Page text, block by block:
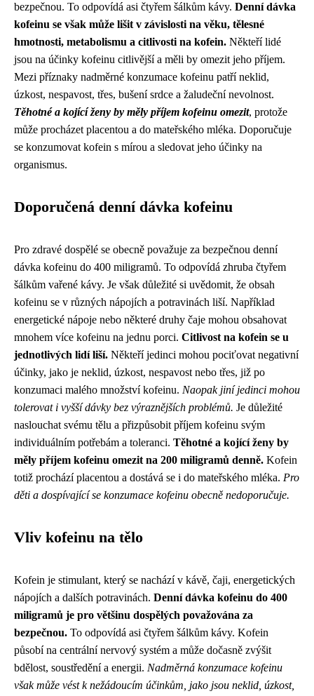
bezpečnou. To odpovídá asi čtyřem šálkům kávy. Denní dávka
kofeinu se však může lišit v závislosti na věku, tělesné
hmotnosti, metabolismu a citlivosti na kofein. Někteří lidé
jsou na účinky kofeinu citlivější a měli by omezit jeho příjem.
Mezi příznaky nadměrné konzumace kofeinu patří neklid,
úzkost, nespavost, třes, bušení srdce a žaludeční nevolnost.
Těhotné a kojící ženy by měly příjem kofeinu omezit, protože
může procházet placentou a do mateřského mléka. Doporučuje
se konzumovat kofein s mírou a sledovat jeho účinky na
organismus.
Doporučená denní dávka kofeinu
Pro zdravé dospělé se obecně považuje za bezpečnou denní
dávka kofeinu do 400 miligramů. To odpovídá zhruba čtyřem
šálkům vařené kávy. Je však důležité si uvědomit, že obsah
kofeinu se v různých nápojích a potravinách liší. Například
energetické nápoje nebo některé druhy čaje mohou obsahovat
mnohem více kofeinu na jednu porci. Citlivost na kofein se u
jednotlivých lidí liší. Někteří jedinci mohou pociťovat negativní
účinky, jako je neklid, úzkost, nespavost nebo třes, již po
konzumaci malého množství kofeinu. Naopak jiní jedinci mohou
tolerovat i vyšší dávky bez výraznějších problémů. Je důležité
naslouchat svému tělu a přizpůsobit příjem kofeinu svým
individuálním potřebám a toleranci. Těhotné a kojící ženy by
měly příjem kofeinu omezit na 200 miligramů denně. Kofein
totiž prochází placentou a dostává se i do mateřského mléka. Pro
děti a dospívající se konzumace kofeinu obecně nedoporučuje.
Vliv kofeinu na tělo
Kofein je stimulant, který se nachází v kávě, čaji, energetických
nápojích a dalších potravinách. Denní dávka kofeinu do 400
miligramů je pro většinu dospělých považována za
bezpečnou. To odpovídá asi čtyřem šálkům kávy. Kofein
působí na centrální nervový systém a může dočasně zvýšit
bdělost, soustředění a energii. Nadměrná konzumace kofeinu
však může vést k nežádoucím účinkům, jako jsou neklid, úzkost,